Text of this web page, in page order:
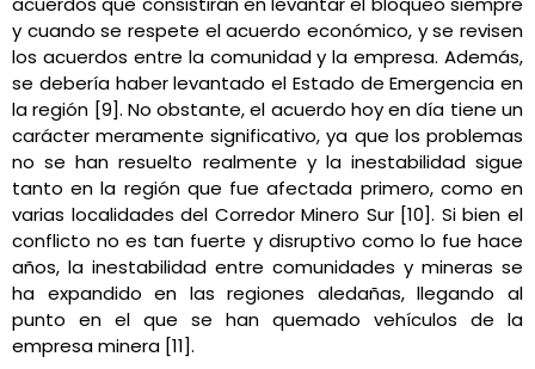
y cuando se respete el acuerdo económico, y se revisen
los acuerdos entre la comunidad y la empresa. Además,
se debería haber levantado el Estado de Emergencia en
la región [9]. No obstante, el acuerdo hoy en día tiene un
carácter meramente significativo, ya que los problemas
no se han resuelto realmente y la inestabilidad sigue
tanto en la región que fue afectada primero, como en
varias localidades del Corredor Minero Sur [10]. Si bien el
conflicto no es tan fuerte y disruptivo como lo fue hace
años, la inestabilidad entre comunidades y mineras se
ha expandido en las regiones aledañas, llegando al
punto en el que se han quemado vehículos de la
empresa minera [11].